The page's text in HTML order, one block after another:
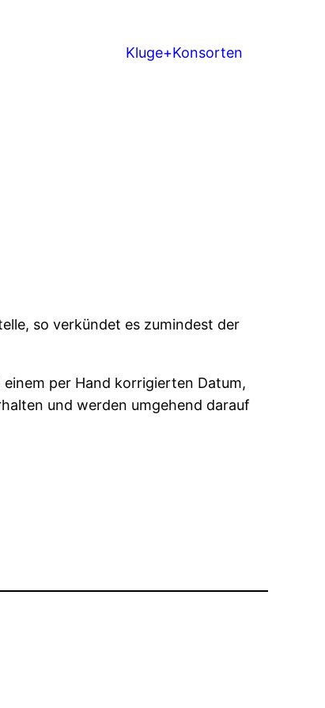
Kluge+Konsorten
so verkündet es zumindest der
per Hand korrigierten Datum,
und werden umgehend darauf